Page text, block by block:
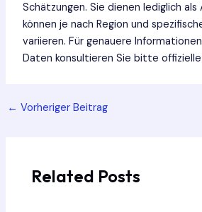
Schätzungen. Sie dienen lediglich
können je nach Region und
variieren. Für genauere
Daten konsultieren Sie bitte offizielle
Post
← Vorheriger Beitrag
Related Posts